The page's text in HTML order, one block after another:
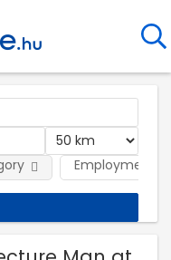
Employment